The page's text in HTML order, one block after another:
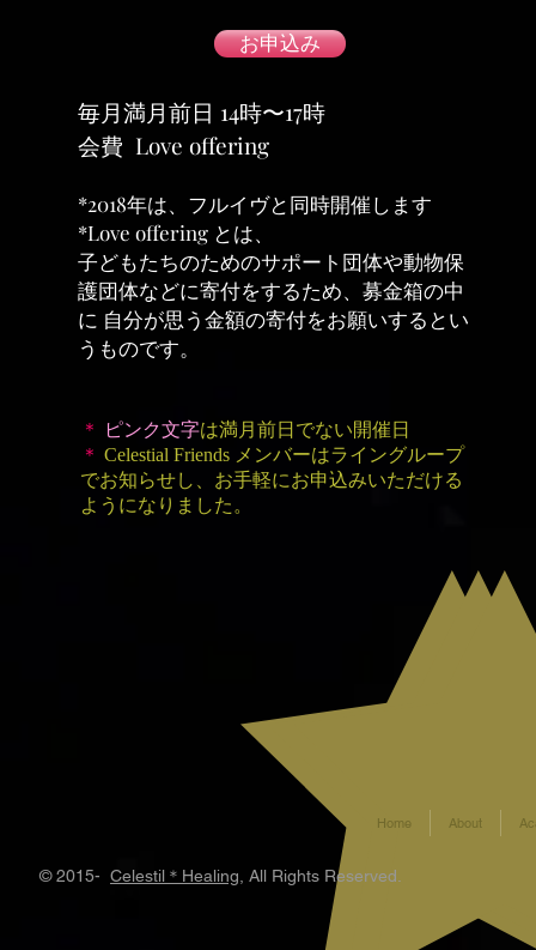
＊ ピンク文字は満月前日でない開催日
＊ Celestial Friends メンバーはライングループ
でお知らせし、お手軽にお申込みいただける
ようになりました 。
毎月満月前日 14時〜17時
会費 Love offering
*2018年は、フルイヴと同時開催します
*Love offering とは、
子どもたちのためのサポート団体や動物保
護団体などに寄付をするため、募金箱の中
に 自分が思う金額の寄付をお願いするとい
うものです。
お申込み
Home About
© 2015- Celestil＊Healing , All Rights Reserved.